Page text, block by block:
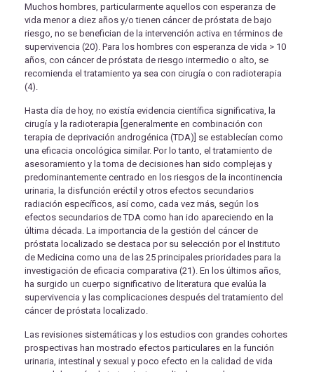
Muchos hombres, particularmente aquellos con esperanza de
vida menor a diez años y/o tienen cáncer de próstata de bajo
riesgo, no se benefician de la intervención activa en términos de
supervivencia (20). Para los hombres con esperanza de vida > 10
años, con cáncer de próstata de riesgo intermedio o alto, se
recomienda el tratamiento ya sea con cirugía o con radioterapia
(4).
Hasta día de hoy, no existía evidencia científica significativa, la
cirugía y la radioterapia [generalmente en combinación con
terapia de deprivación androgénica (TDA)] se establecían como
una eficacia oncológica similar. Por lo tanto, el tratamiento de
asesoramiento y la toma de decisiones han sido complejas y
predominantemente centrado en los riesgos de la incontinencia
urinaria, la disfunción eréctil y otros efectos secundarios
radiación específicos, así como, cada vez más, según los
efectos secundarios de TDA como han ido apareciendo en la
última década. La importancia de la gestión del cáncer de
próstata localizado se destaca por su selección por el Instituto
de Medicina como una de las 25 principales prioridades para la
investigación de eficacia comparativa (21). En los últimos años,
ha surgido un cuerpo significativo de literatura que evalúa la
supervivencia y las complicaciones después del tratamiento del
cáncer de próstata localizado.
Las revisiones sistemáticas y los estudios con grandes cohortes
prospectivas han mostrado efectos particulares en la función
urinaria, intestinal y sexual y poco efecto en la calidad de vida